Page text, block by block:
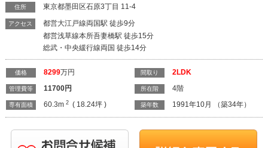
住所 東京都墨田区石原3丁目 11-4
アクセス
都営大江戸線両国駅 徒歩9分
都営浅草線本所吾妻橋駅 徒歩15分
総武・中央緩行線両国 徒歩14分
価格 8299万円
管理費等 11700円
専有面積 60.3m2 ( 18.24坪 )
間取り 2LDK
所在階 4階
築年数 1991年10月 （築34年）